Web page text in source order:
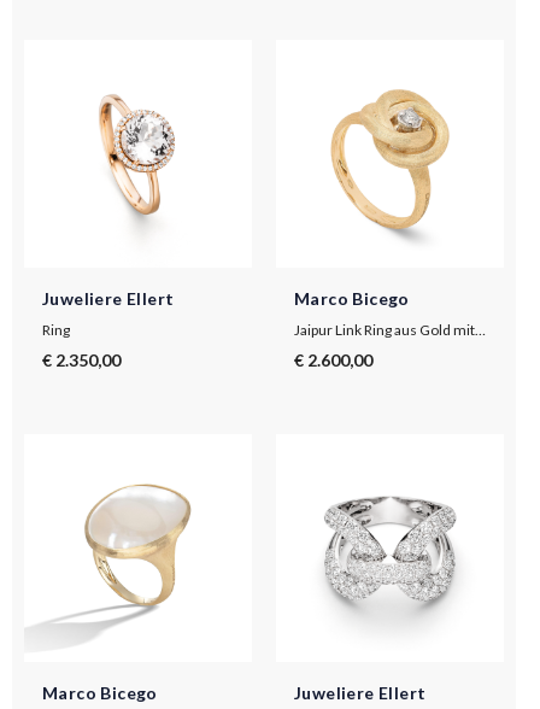
Juweliere Ellert
Ring
€ 2.350,00
Marco Bicego
€ 2.600,00
Marco Bicego Juweliere Ellert